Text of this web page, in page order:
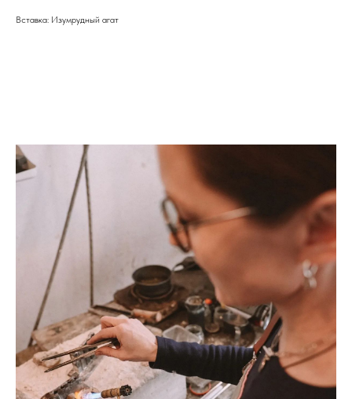
Вставка: Изумрудный агат